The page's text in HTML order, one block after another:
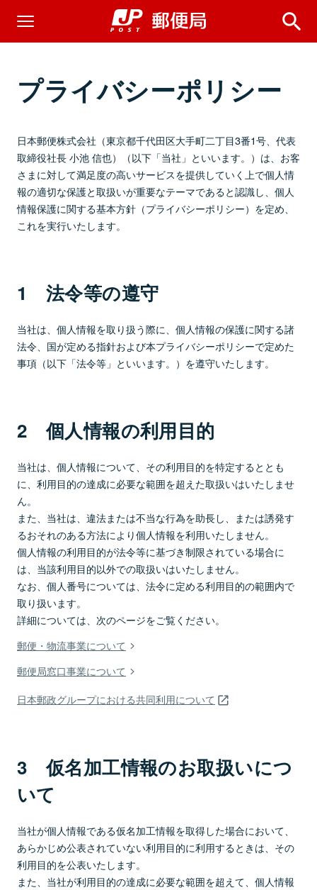
プライバシーポリシー
日本郵便株式会社（東京都千代田区大手町二丁目3番1号、代表
取締役社長 小池 信也）（以下「当社」といいます。）は、お客
さまに対して満足度の高いサービスを提供していく上で個人情
報の適切な保護と取扱いが重要なテーマであると認識し、個人
情報保護に関する基本方針（プライバシーポリシー）を定め、
これを実行いたします。
1 法令等の遵守
当社は、個人情報を取り扱う際に、個人情報の保護に関する諸
法令、国が定める指針および本プライバシーポリシーで定めた
事項（以下「法令等」といいます。）を遵守いたします。
2 個人情報の利用目的
当社は、個人情報について、その利用目的を特定するととも
に、利用目的の達成に必要な範囲を超えた取扱いはいたしませ
ん。
また、当社は、違法または不当な行為を助長し、または誘発す
るおそれのある方法により個人情報を利用いたしません。
個人情報の利用目的が法令等に基づき制限されている場合に
は、当該利用目的以外での取扱いはいたしません。
なお、個人番号については、法令に定める利用目的の範囲内で
取り扱います。
詳細については、次のページをご覧ください。
郵便・物流事業について
郵便局窓口事業について
日本郵政グループにおける共同利用について
3 仮名加工情報のお取扱いにつ
いて
当社が個人情報である仮名加工情報を取得した場合において、
あらかじめ公表されていない利用目的に利用するときは、その
利用目的を公表いたします。
また、当社が利用目的の達成に必要な範囲を超えて、個人情報